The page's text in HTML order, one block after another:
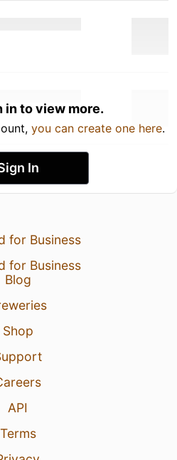
in to view more.
you can create one here.
In
for Business
for Business
Blog
Shop
API
Terms